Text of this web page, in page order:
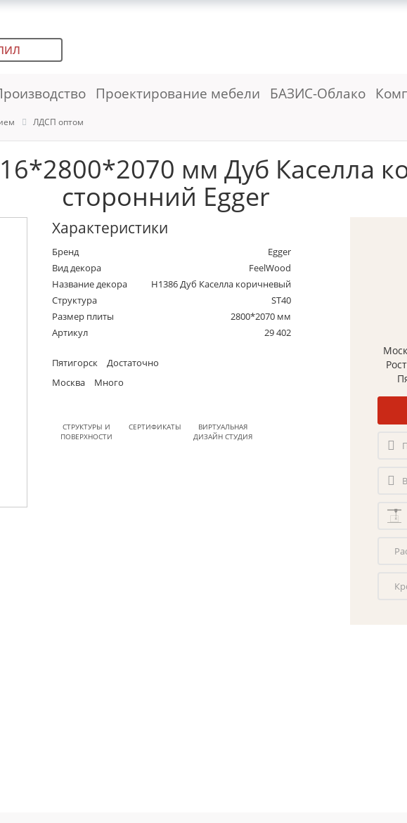
Проектирование мебели БАЗИС-Облако
ЛДСП оптом
мм Дуб Каселла
сторонний Egger
Характеристики
Бренд
Egger
Вид декора
FeelWood
Название декора
H1386 Дуб Каселла коричневый
Структура
ST40
Размер плиты
2800*2070 мм
Артикул
29 402
Пятигорск
Достаточно
Москва
Много
СТРУКТУРЫ И
ПОВЕРХНОСТИ
СЕРТИФИКАТЫ
ВИРТУАЛЬНАЯ
ДИЗАЙН СТУДИЯ